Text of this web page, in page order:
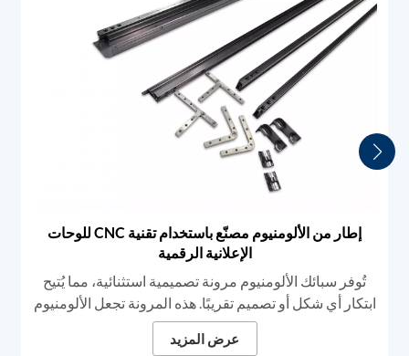
إطار من الألومنيوم مصنّع باستخدام تقنية CNC للوحات
الإعلانية الرقمية
تُوفر سبائك الألومنيوم مرونة تصميمية استثنائية، مما يُتيح
ابتكار أي شكل أو تصميم تقريبًا. هذه المرونة تجعل الألومنيوم
الخيار الأمثل لحلول اللافتات الرقمية والإطارات عالية
الجودة.
عرض المزيد